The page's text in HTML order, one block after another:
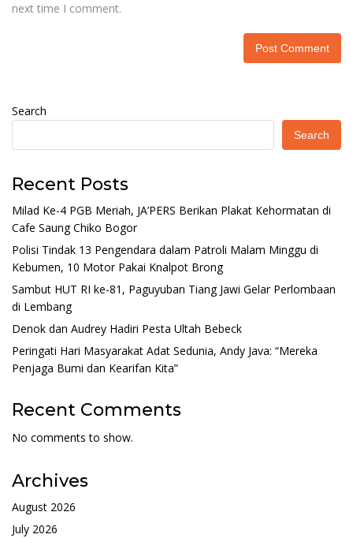
next time I comment.
Search
Search
Recent Posts
Milad Ke-4 PGB Meriah, JA’PERS Berikan Plakat Kehormatan di
Cafe Saung Chiko Bogor
Polisi Tindak 13 Pengendara dalam Patroli Malam Minggu di
Kebumen, 10 Motor Pakai Knalpot Brong
Sambut HUT RI ke-81, Paguyuban Tiang Jawi Gelar Perlombaan
di Lembang
Denok dan Audrey Hadiri Pesta Ultah Bebeck
Peringati Hari Masyarakat Adat Sedunia, Andy Java: “Mereka
Penjaga Bumi dan Kearifan Kita”
Recent Comments
No comments to show.
Archives
August 2026
July 2026